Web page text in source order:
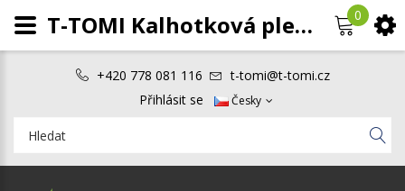
+420 778 081 116
t-tomi@t-tomi.cz
Přihlásit se
Česky
0
T-TOMI Kalhotková plena AIO - přebalovací set suchý zip Air balloons